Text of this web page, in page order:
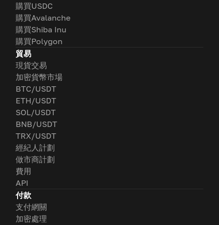
購買USDC
購買Avalanche
購買Shiba Inu
購買Polygon
貿易
現貨交易
加密貨幣市場
BTC/USDT
ETH/USDT
SOL/USDT
BNB/USDT
TRX/USDT
經紀人計劃
做市商計劃
費用
API
付款
支付網關
加密處理